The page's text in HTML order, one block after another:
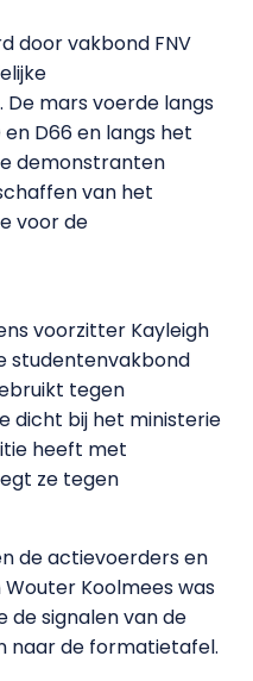
door vakbond FNV
De mars voerde langs
D66 en langs het
demonstranten
van het
voor de
voorzitter Kayleigh
studentenvakbond
tegen
dicht bij het ministerie
heeft met
ze tegen
de actievoerders en
Koolmees was
de signalen van de
naar de formatietafel.